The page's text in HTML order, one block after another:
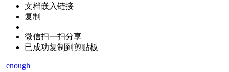
文档嵌入链接
复制
微信扫一扫分享
已成功复制到剪贴板
enough